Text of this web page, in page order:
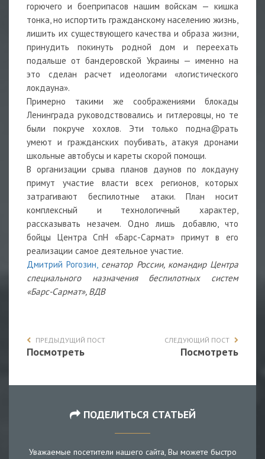
горючего и боеприпасов нашим войскам — кишка
тонка, но испортить гражданскому населению жизнь,
лишить их существующего качества и образа жизни,
принудить покинуть родной дом и переехать
подальше от бандеровской Украины — именно на
это сделан расчет идеологами «логистического
локдауна».
Примерно такими же соображениями блокады
Ленинграда руководствовались и гитлеровцы, но те
были покруче хохлов. Эти только подна@рать
умеют и гражданских поубивать, атакуя дронами
школьные автобусы и кареты скорой помощи.
В организации срыва планов даунов по локдауну
примут участие власти всех регионов, которых
затрагивают беспилотные атаки. План носит
комплексный и технологичный характер,
рассказывать незачем. Одно лишь добавлю, что
бойцы Центра СпН «Барс-Сармат» примут в его
реализации самое деятельное участие.
Дмитрий Рогозин, сенатор России, командир Центра
специального назначения беспилотных систем
«Барс-Сармат», ВДВ
ПРЕДЫДУЩИЙ ПОСТ
Посмотреть
СЛЕДУЮЩИЙ ПОСТ
Посмотреть
ПОДЕЛИТЬСЯ СТАТЬЕЙ
Уважаемые посетители нашего сайта, Вы можете быстро